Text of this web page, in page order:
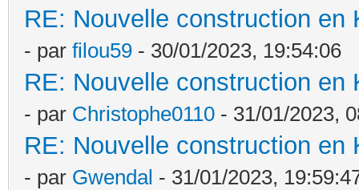
RE: Nouvelle construction
- par filou59 - 30/01/2023, 19:54:06
RE: Nouvelle construction
- par Christophe0110 - 31/01/2023,
RE: Nouvelle construction
- par Gwendal - 31/01/2023,